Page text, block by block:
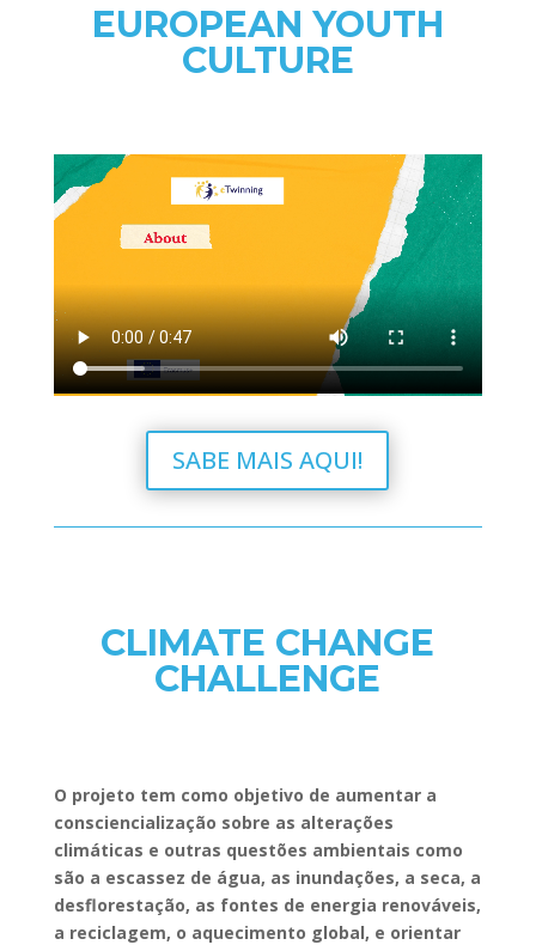
EUROPEAN YOUTH
CULTURE
SABE MAIS AQUI!
CLIMATE CHANGE
CHALLENGE
O projeto tem como objetivo de aumentar a
consciencialização sobre as alterações
climáticas e outras questões ambientais como
são a escassez de água, as inundações, a seca, a
desflorestação, as fontes de energia renováveis,
a reciclagem, o aquecimento global, e orientar